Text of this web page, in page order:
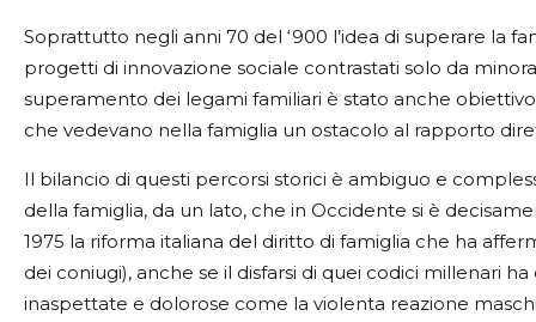
Soprattutto negli anni 70 del ‘900 l’idea di superare la
progetti di innovazione sociale contrastati solo da
superamento dei legami familiari è stato anche
che vedevano nella famiglia un ostacolo al rapporto
Il bilancio di questi percorsi storici è ambiguo e
della famiglia, da un lato, che in Occidente si è
1975 la riforma italiana del diritto di famiglia che ha
dei coniugi), anche se il disfarsi di quei codici millenari
inaspettate e dolorose come la violenta reazione